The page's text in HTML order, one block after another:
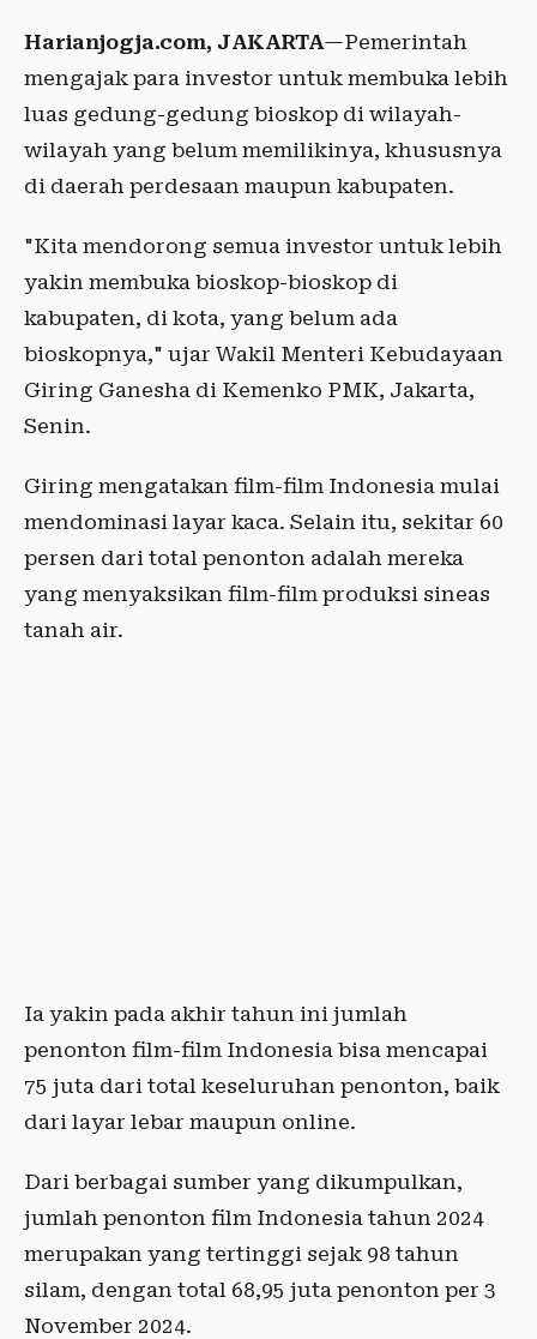
Harianjogja.com, JAKARTA—Pemerintah
mengajak para investor untuk membuka lebih
luas gedung-gedung bioskop di wilayah-
wilayah yang belum memilikinya, khususnya
di daerah perdesaan maupun kabupaten.
"Kita mendorong semua investor untuk lebih
yakin membuka bioskop-bioskop di
kabupaten, di kota, yang belum ada
bioskopnya," ujar Wakil Menteri Kebudayaan
Giring Ganesha di Kemenko PMK, Jakarta,
Senin.
Giring mengatakan film-film Indonesia mulai
mendominasi layar kaca. Selain itu, sekitar 60
persen dari total penonton adalah mereka
yang menyaksikan film-film produksi sineas
tanah air.
Ia yakin pada akhir tahun ini jumlah
penonton film-film Indonesia bisa mencapai
75 juta dari total keseluruhan penonton, baik
dari layar lebar maupun online.
Dari berbagai sumber yang dikumpulkan,
jumlah penonton film Indonesia tahun 2024
merupakan yang tertinggi sejak 98 tahun
silam, dengan total 68,95 juta penonton per 3
November 2024.